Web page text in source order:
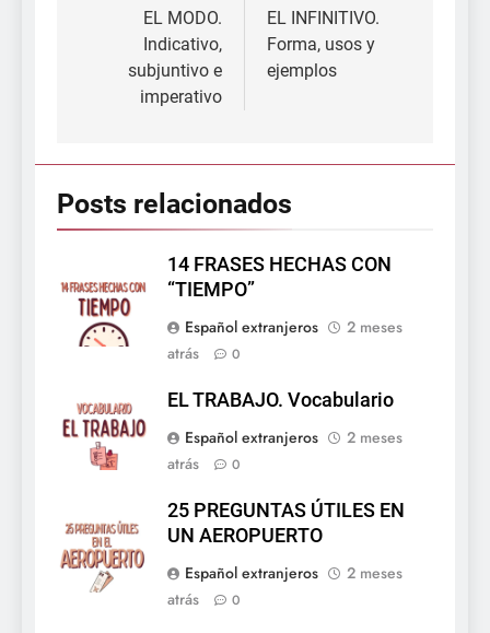
entradas
EL MODO.
Indicativo,
subjuntivo e
imperativo
EL INFINITIVO.
Forma, usos y
ejemplos
Posts relacionados
14 FRASES HECHAS CON
“TIEMPO”
Español extranjeros
2 meses
atrás
0
EL TRABAJO. Vocabulario
Español extranjeros
2 meses
atrás
0
25 PREGUNTAS ÚTILES EN
UN AEROPUERTO
Español extranjeros
2 meses
atrás
0